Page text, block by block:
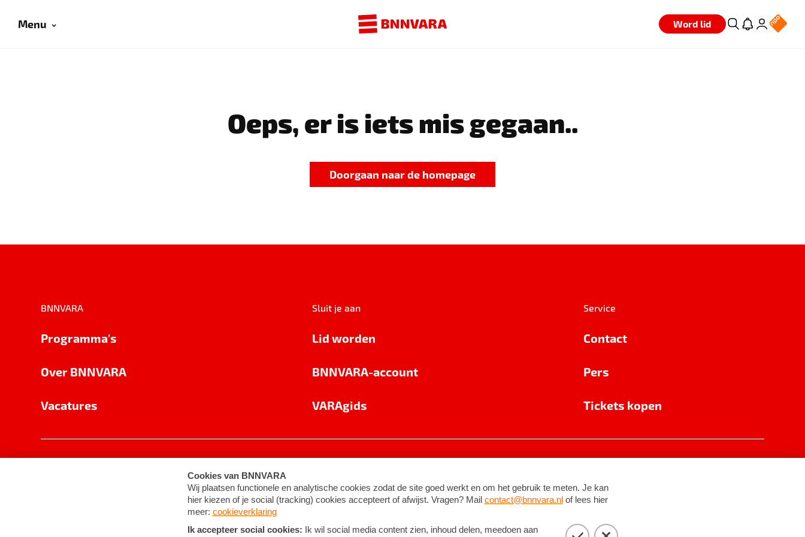
Menu Word lid
Oeps, er is iets mis gegaan..
Doorgaan naar de homepage
BNNVARA
Programma's
Over BNNVARA
Vacatures
Sluit je aan
Lid worden
BNNVARA-account
VARAgids
Service
Contact
Pers
Tickets kopen
Cookie-instellingen Algemene voorwaarden ©2026BNNVARA